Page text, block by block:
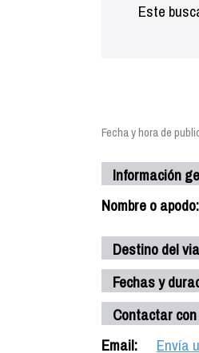
Este
Fecha y hora de
Información
Nombre o apodo:
Destino del
Fechas y
Contactar
Email:
Envía